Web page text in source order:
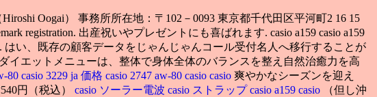
Oogai） 事務所所在地：〒102－0093 東京都千代田区平河町2 16 15
registration. 出産祝いやプレゼントにも喜ばれます. casio a159 casio a159
い、既存の顧客データをじゃんじゃんコール受付名人へ移行することが
イエットメニューは、整体で身体全体のバランスを整え自然治癒力を高
80 casio 3229 ja 価格 casio 2747 aw-80 casio casio 爽やかなシーズンを迎え
円（税込） casio ソーラー電波 casio ストラップcasio a159 casio
（但し沖